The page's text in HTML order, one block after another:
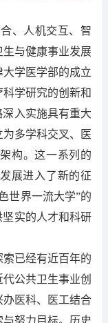
、人机交互、智
与健康事业发展
学医学部的成立
学研究的创新和
入实施具有重大
多学科交叉、医
构。这一系列的
展进入了新的征
世界一流大学”的
实的人才和科研
已经有近百年的
公共卫生事业创
医科、医工结合